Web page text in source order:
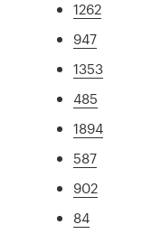
1262
947
1353
485
1894
587
902
84